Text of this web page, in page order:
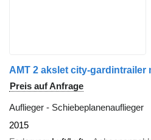
AMT 2 akslet city-gardintrailer
Preis auf Anfrage
Auflieger - Schiebeplanenauflieger
2015